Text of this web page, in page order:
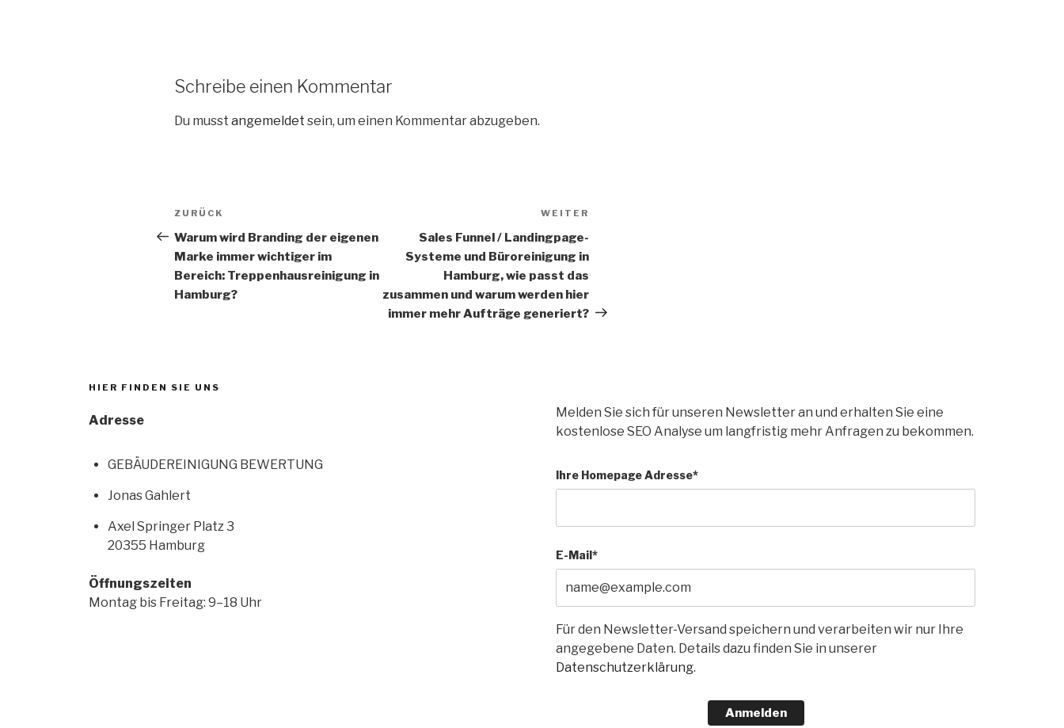
Schreibe einen Kommentar
Du musst angemeldet sein, um einen Kommentar abzugeben.
ZURÜCK
Warum wird Branding der eigenen
Marke immer wichtiger im
Bereich: Treppenhausreinigung in
Hamburg?
WEITER
Sales Funnel / Landingpage-
Systeme und Büroreinigung in
Hamburg, wie passt das
zusammen und warum werden hier
immer mehr Aufträge generiert?
HIER FINDEN SIE UNS
Adresse
GEBÄUDEREINIGUNG BEWERTUNG
Jonas Gahlert
Axel Springer Platz 3
20355 Hamburg
Öffnungszeiten
Montag bis Freitag: 9–18 Uhr
Melden Sie sich für unseren Newsletter an und erhalten Sie eine
kostenlose SEO Analyse um langfristig mehr Anfragen zu bekommen.
Ihre Homepage Adresse*
E-Mail*
Für den Newsletter-Versand speichern und verarbeiten wir nur Ihre
angegebene Daten. Details dazu finden Sie in unserer
Datenschutzerklärung.
Anmelden